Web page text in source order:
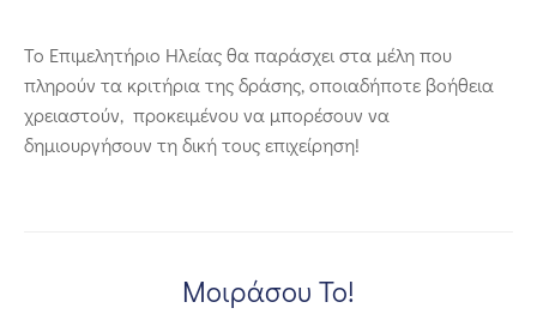
Το Επιμελητήριο Ηλείας θα παράσχει στα μέλη που
πληρούν τα κριτήρια της δράσης, οποιαδήποτε βοήθεια
χρειαστούν, προκειμένου να μπορέσουν να
δημιουργήσουν τη δική τους επιχείρηση!
Μοιράσου Το!